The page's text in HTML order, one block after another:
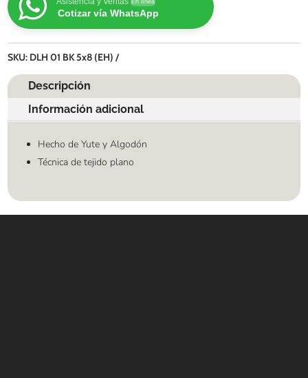
Cotizar vía WhatsApp
SKU: DLH 01 BK 5x8 (EH)
Descripción
Información adicional
Hecho de Yute y Algodón
Técnica de tejido plano